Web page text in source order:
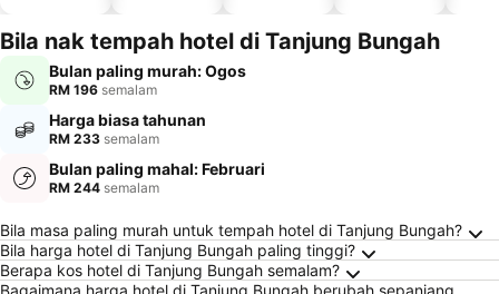
kesayanga
n
Bila nak tempah hotel di Tanjung Bungah
Bulan paling murah: Ogos
RM 196 semalam
Harga biasa tahunan
RM 233 semalam
Bulan paling mahal: Februari
RM 244 semalam
Soalan Lazim tentang Tanjung Bungah
Bila masa paling murah untuk tempah hotel di Tanjung Bungah?
Bila harga hotel di Tanjung Bungah paling tinggi?
Berapa kos hotel di Tanjung Bungah semalam?
Bagaimana harga hotel di Tanjung Bungah berubah sepanjang